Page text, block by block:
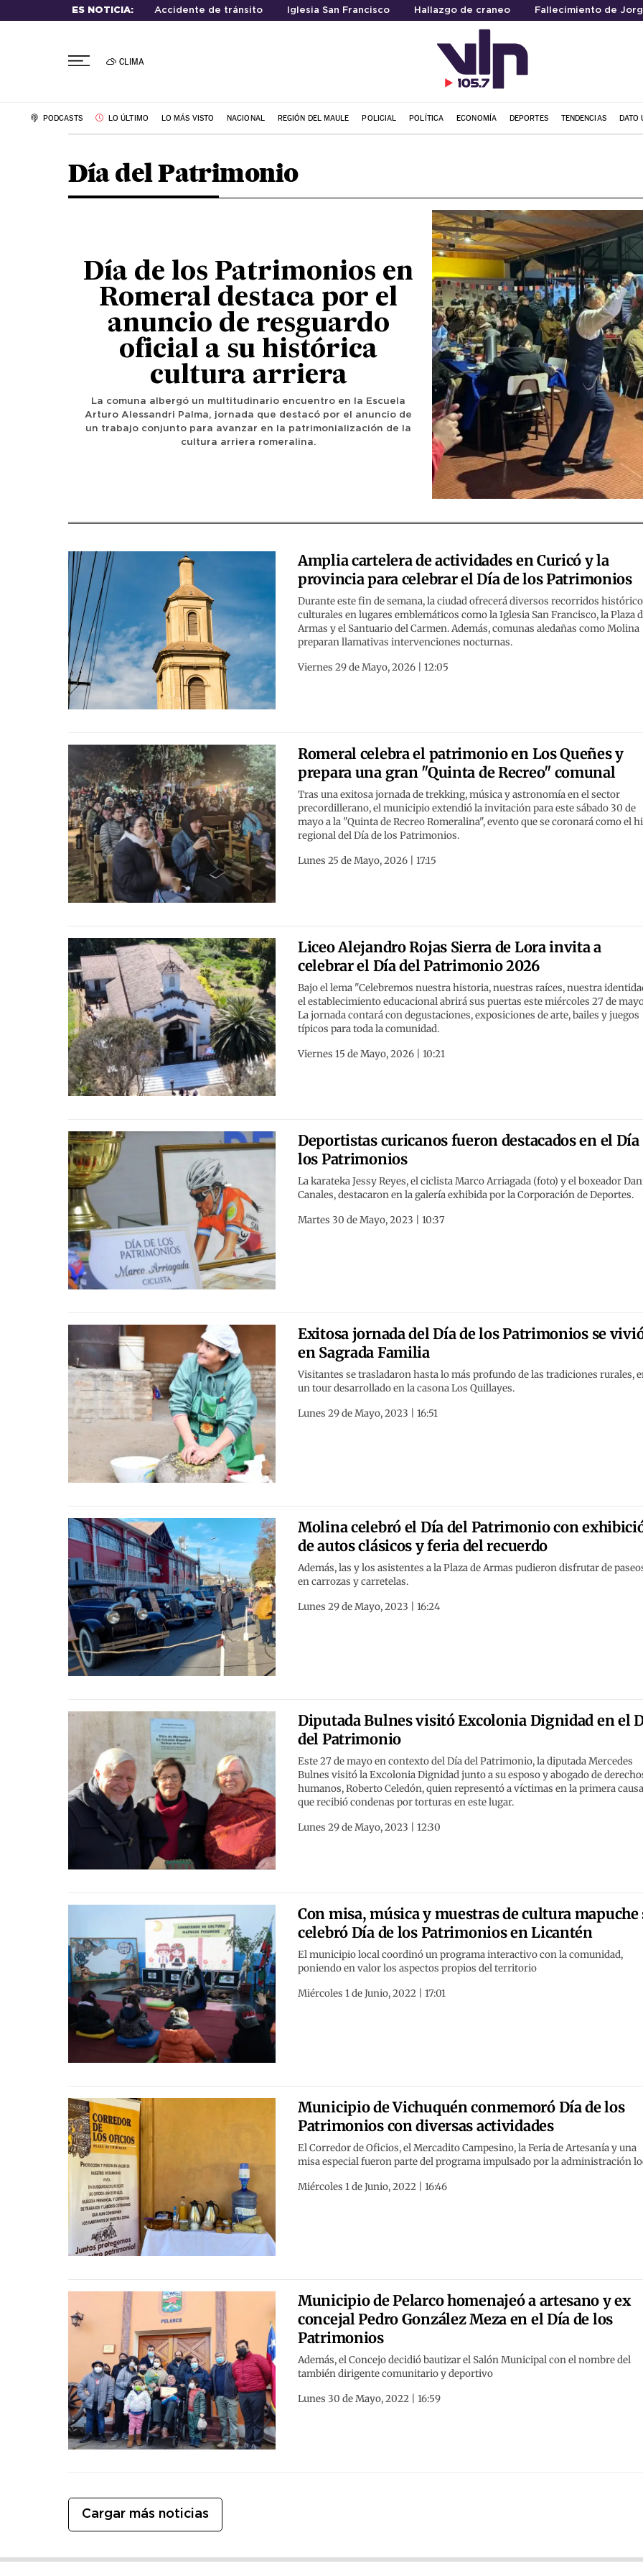
ES NOTICIA: Accidente de tránsito Iglesia San Francisco Hallazgo de craneo Fallecimiento de
CLIMA
PODCASTS LO ÚLTIMO LO MÁS VISTO NACIONAL REGIÓN DEL MAULE POLICIAL POLÍTICA ECONOMÍA DEPORTES TENDENCIAS DATO
Día del Patrimonio
Día de los Patrimonios en
Romeral destaca por el
anuncio de resguardo
oficial a su histórica
cultura arriera
La comuna albergó un multitudinario encuentro en la Escuela
Arturo Alessandri Palma, jornada que destacó por el anuncio de
un trabajo conjunto para avanzar en la patrimonialización de la
cultura arriera romeralina.
Amplia cartelera de actividades en Curicó y la
provincia para celebrar el Día de los Patrimonios
Durante este fin de semana, la ciudad ofrecerá diversos recorridos
culturales en lugares emblemáticos como la Iglesia San Francisco, la Plaza
Armas y el Santuario del Carmen. Además, comunas aledañas como Molina
preparan llamativas intervenciones nocturnas.
Viernes 29 de Mayo, 2026 | 12:05
Romeral celebra el patrimonio en Los Queñes y
prepara una gran "Quinta de Recreo" comunal
Tras una exitosa jornada de trekking, música y astronomía en el sector
precordillerano, el municipio extendió la invitación para este sábado 30 de
mayo a la "Quinta de Recreo Romeralina", evento que se coronará como el
regional del Día de los Patrimonios.
Lunes 25 de Mayo, 2026 | 17:15
Liceo Alejandro Rojas Sierra de Lora invita a
celebrar el Día del Patrimonio 2026
Bajo el lema "Celebremos nuestra historia, nuestras raíces, nuestra
el establecimiento educacional abrirá sus puertas este miércoles 27 de
La jornada contará con degustaciones, exposiciones de arte, bailes y juegos
típicos para toda la comunidad.
Viernes 15 de Mayo, 2026 | 10:21
Deportistas curicanos fueron destacados en el Día
los Patrimonios
La karateka Jessy Reyes, el ciclista Marco Arriagada (foto) y el boxeador
Canales, destacaron en la galería exhibida por la Corporación de Deportes.
Martes 30 de Mayo, 2023 | 10:37
Exitosa jornada del Día de los Patrimonios se
en Sagrada Familia
Visitantes se trasladaron hasta lo más profundo de las tradiciones rurales,
un tour desarrollado en la casona Los Quillayes.
Lunes 29 de Mayo, 2023 | 16:51
Molina celebró el Día del Patrimonio con
de autos clásicos y feria del recuerdo
Además, las y los asistentes a la Plaza de Armas pudieron disfrutar de
en carrozas y carretelas.
Lunes 29 de Mayo, 2023 | 16:24
Diputada Bulnes visitó Excolonia Dignidad en el
del Patrimonio
Este 27 de mayo en contexto del Día del Patrimonio, la diputada Mercedes
Bulnes visitó la Excolonia Dignidad junto a su esposo y abogado de
humanos, Roberto Celedón, quien representó a víctimas en la primera
que recibió condenas por torturas en este lugar.
Lunes 29 de Mayo, 2023 | 12:30
Con misa, música y muestras de cultura mapuche
celebró Día de los Patrimonios en Licantén
El municipio local coordinó un programa interactivo con la comunidad,
poniendo en valor los aspectos propios del territorio
Miércoles 1 de Junio, 2022 | 17:01
Municipio de Vichuquén conmemoró Día de los
Patrimonios con diversas actividades
El Corredor de Oficios, el Mercadito Campesino, la Feria de Artesanía y una
misa especial fueron parte del programa impulsado por la administración
Miércoles 1 de Junio, 2022 | 16:46
Municipio de Pelarco homenajeó a artesano y ex
concejal Pedro González Meza en el Día de los
Patrimonios
Además, el Concejo decidió bautizar el Salón Municipal con el nombre del
también dirigente comunitario y deportivo
Lunes 30 de Mayo, 2022 | 16:59
Cargar más noticias